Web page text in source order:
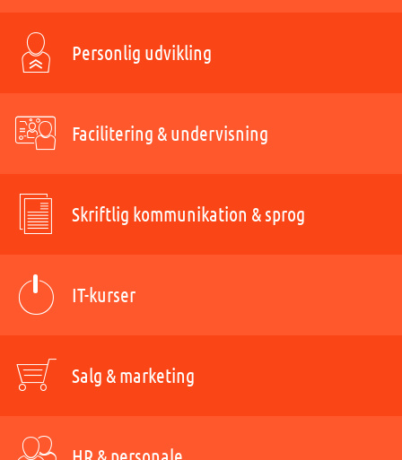
Personlig udvikling
Facilitering & undervisning
Skriftlig kommunikation & sprog
IT-kurser
Salg & marketing